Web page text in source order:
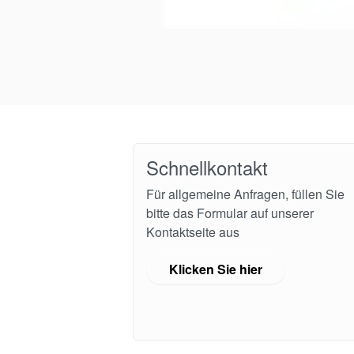
Schnellkontakt
Für allgemeine Anfragen, füllen Sie
bitte das Formular auf unserer
Kontaktseite aus
Klicken Sie hier